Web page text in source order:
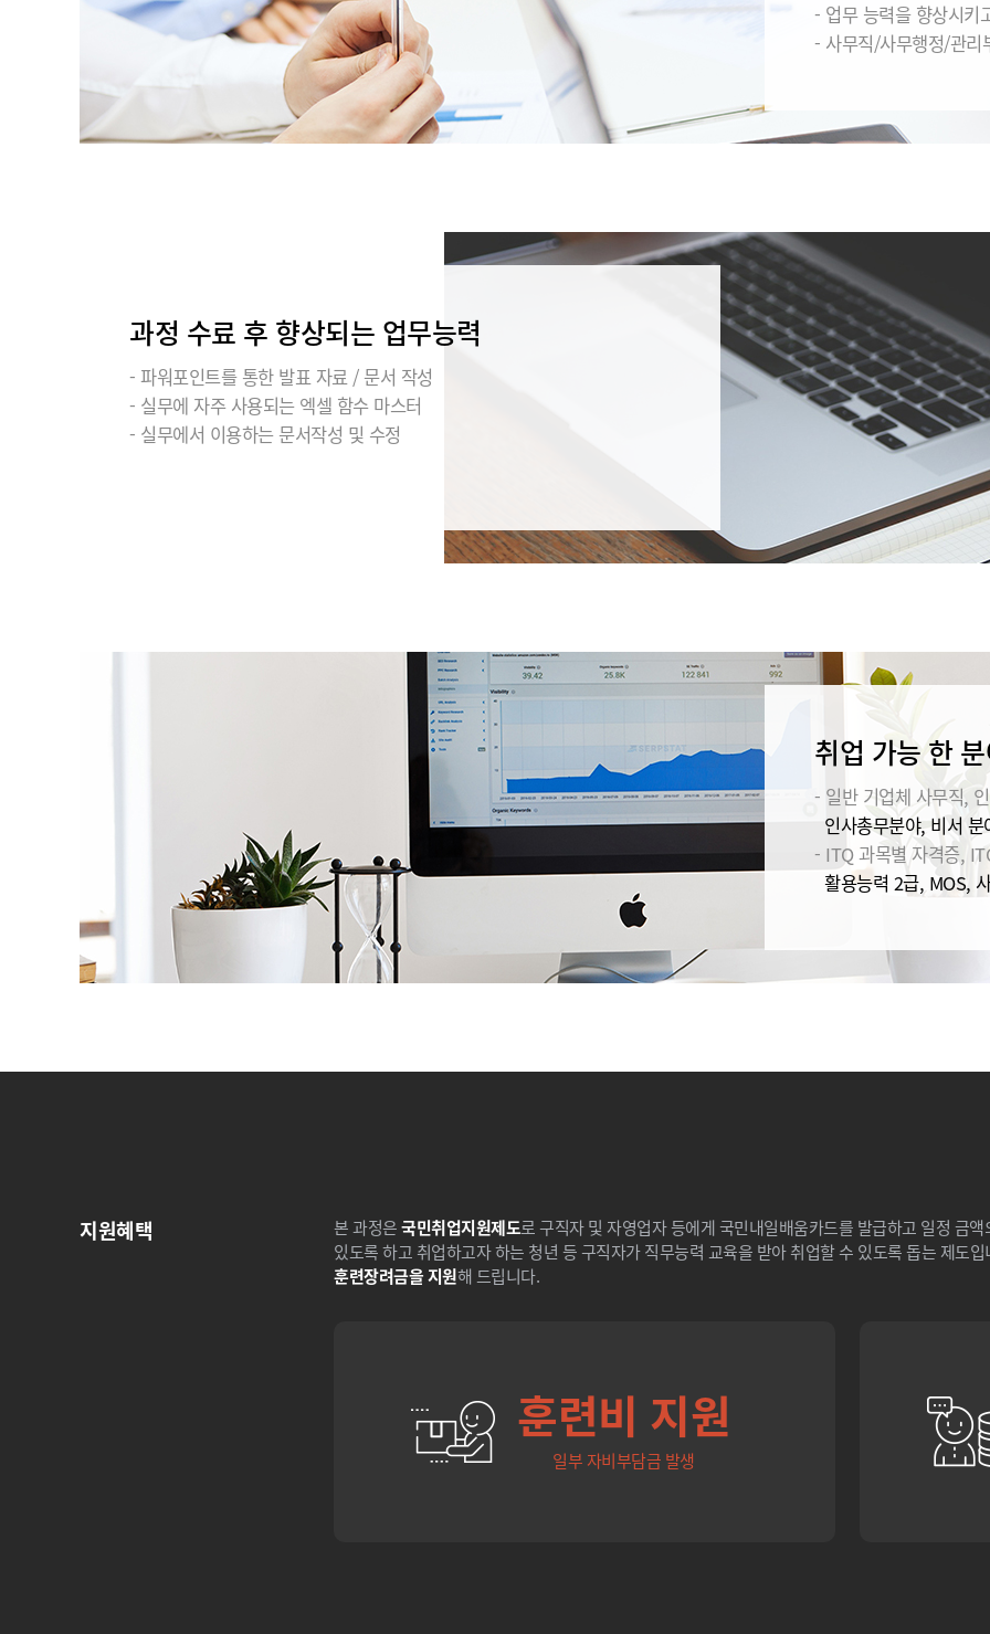
- 업무 능력을 향상시키
- 사무직/사무행정/관리
과정 수료 후 향상되는 업무능력
- 파워포인트를 통한 발표 자료 / 문서 작성
- 실무에 자주 사용되는 엑셀 함수 마스터
- 실무에서 이용하는 문서작성 및 수정
취업 가능 한
- 일반 기업체 사무직,
인사총무분야, 비서
- ITQ 과목별 자격증,
활용능력 2급, MOS,
지원혜택 본 과정은국민취업지원제도로 구직자 및 자영업자 등에게 국민내일배움카드를 발급하고 일정 금
있도록 하고 취업하고자 하는 청년 등 구직자가 직무능력 교육을 받아 취업할 수 있도록 돕는 제도
훈련장려금을 지원해 드립니다.
훈련비 지원
일부 자비부담금 발생